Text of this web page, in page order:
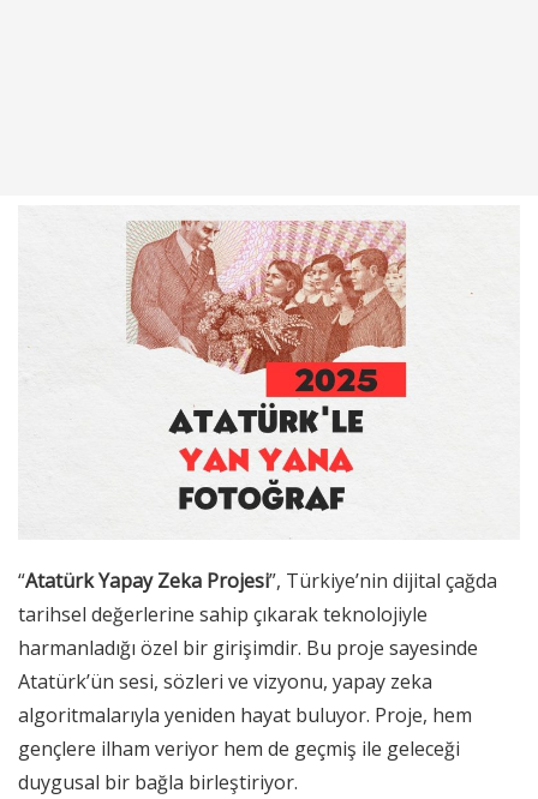
“Atatürk Yapay Zeka Projesi”, Türkiye’nin dijital çağda
tarihsel değerlerine sahip çıkarak teknolojiyle
harmanladığı özel bir girişimdir. Bu proje sayesinde
Atatürk’ün sesi, sözleri ve vizyonu, yapay zeka
algoritmalarıyla yeniden hayat buluyor. Proje, hem
gençlere ilham veriyor hem de geçmiş ile geleceği
duygusal bir bağla birleştiriyor.